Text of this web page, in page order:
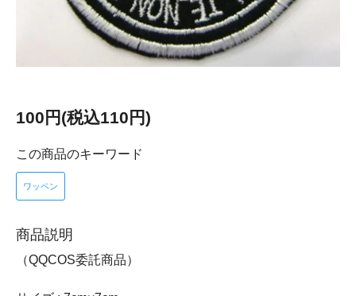
100円(税込110円)
この商品のキーワード
ワッペン
商品説明
（QQCOS委託商品）